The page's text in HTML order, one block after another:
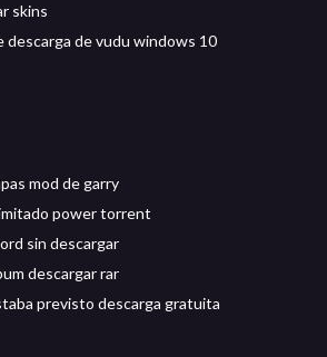
skins
descarga de vudu windows 10
mod de garry
power torrent
sin descargar
descargar rar
previsto descarga gratuita